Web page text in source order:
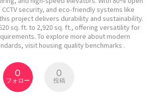
security, and eco-friendly systems like
project delivers durability and sustainability.
sq. ft. to 2,920 sq. ft., offering versatility for
To explore more about modern
visit housing quality benchmarks .
0
フォロー
0
投稿